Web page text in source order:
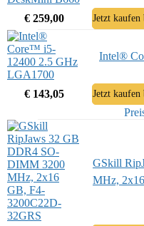
€ 259,00 Jetzt
Intel®
€ 143,05 Jetzt
GSkill
MHz,